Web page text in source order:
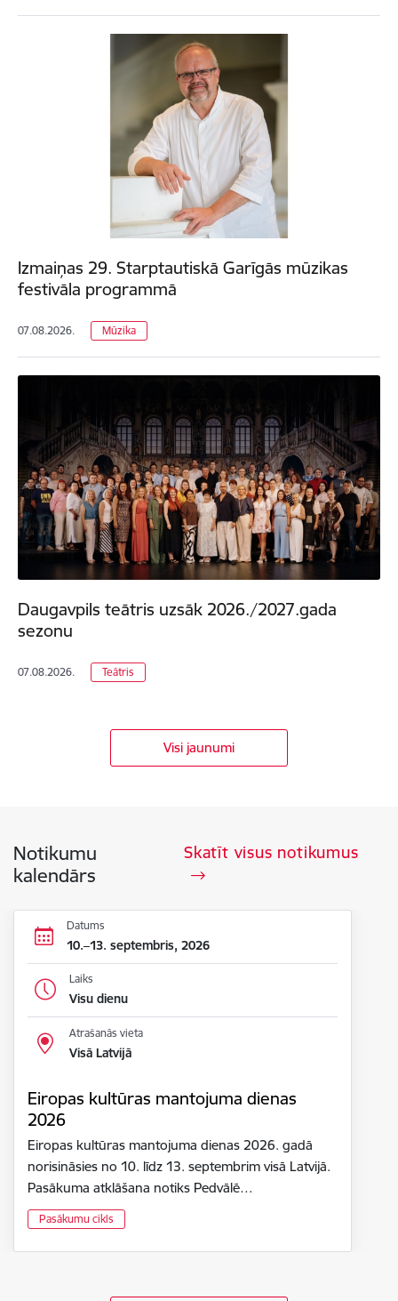
Izmaiņas 29. Starptautiskā Garīgās mūzikas
festivāla programmā
07.08.2026. Mūzika
Daugavpils teātris uzsāk 2026./2027.gada
sezonu
07.08.2026. Teātris
Visi jaunumi
Notikumu
kalendārs
Skatīt visus notikumus
Datums
10.–13. septembris, 2026
Laiks
Visu dienu
Atrašanās vieta
Visā Latvijā
Eiropas kultūras mantojuma dienas
2026
Eiropas kultūras mantojuma dienas 2026. gadā
norisināsies no 10. līdz 13. septembrim visā Latvijā.
Pasākuma atklāšana notiks Pedvālē…
Pasākumu cikls